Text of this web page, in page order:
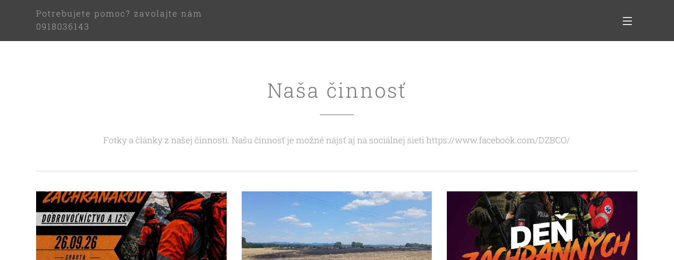
Potrebujete pomoc? zavolajte nám
0918036143
Naša činnosť
Fotky a články z našej činnosti. Našu činnosť je možné nájsť aj na sociálnej sieti https://www.facebook.com/DZBCO/